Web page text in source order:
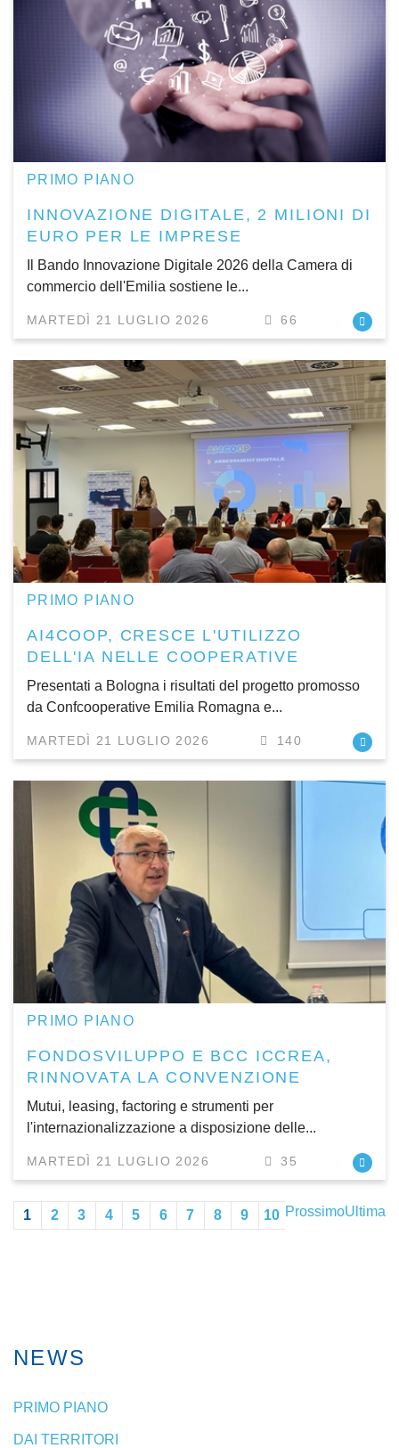
PRIMO PIANO
INNOVAZIONE DIGITALE, 2 MILIONI DI
EURO PER LE IMPRESE
Il Bando Innovazione Digitale 2026 della Camera di
commercio dell'Emilia sostiene le...
MARTEDÌ 21 LUGLIO 2026 66
PRIMO PIANO
AI4COOP, CRESCE L'UTILIZZO
DELL'IA NELLE COOPERATIVE
Presentati a Bologna i risultati del progetto promosso
da Confcooperative Emilia Romagna e...
MARTEDÌ 21 LUGLIO 2026 140
PRIMO PIANO
FONDOSVILUPPO E BCC ICCREA,
RINNOVATA LA CONVENZIONE
Mutui, leasing, factoring e strumenti per
l'internazionalizzazione a disposizione delle...
MARTEDÌ 21 LUGLIO 2026 35
1 2 3 4 5 6 7 8 9 10 ProssimoUltima
NEWS
PRIMO PIANO
DAI TERRITORI